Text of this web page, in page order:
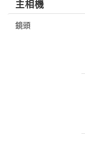
主相機
鏡頭